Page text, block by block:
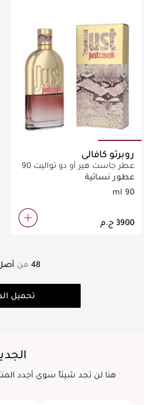
روبرتو كافالي
عطر جاست هير أو دو تواليت 90
مل
عطور نسائية
90 ml
48 من
تحميل
هنا لن تجد شيئاً سوى أجدد